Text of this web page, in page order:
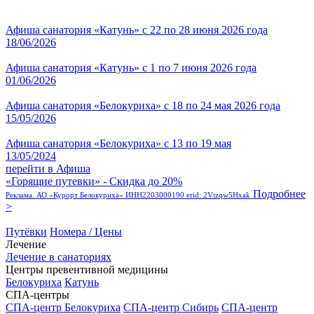
Афиша санатория «Катунь» с 22 по 28 июня 2026 года
18/06/2026
Афиша санатория «Катунь» с 1 по 7 июня 2026 года
01/06/2026
Афиша санатория «Белокуриха» с 18 по 24 мая 2026 года
15/05/2026
Афиша санатория «Белокуриха» с 13 по 19 мая
13/05/2024
перейти в Афиша
«Горящие путевки» - Скидка до 20%
Реклама. АО «Курорт Белокуриха» ИНН2203000190 erid: 2Vtzqw5Hxak Подробнее
>
Путёвки Номера / Цены
Лечение
Лечение в санаториях
Центры превентивной медицины
Белокуриха Катунь
СПА-центры
СПА-центр Белокуриха СПА-центр Сибирь СПА-центр